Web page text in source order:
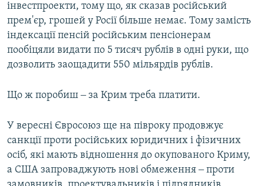
інвестпроекти, тому що, як сказав російський
прем'єр, грошей у Росії більше немає. Тому замість
індексації пенсій російським пенсіонерам
пообіцяли видати по 5 тисяч рублів в одні руки, що
дозволить заощадити 550 мільярдів рублів.
Що ж поробиш ‒ за Крим треба платити.
У вересні Євросоюз ще на півроку продовжує
санкції проти російських юридичних і фізичних
осіб, які мають відношення до окупованого Криму,
а США запроваджують нові обмеження ‒ проти